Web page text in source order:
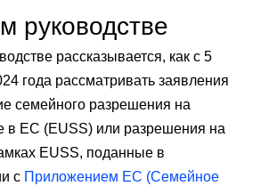
руководстве
рассказывается, как с 5
года рассматривать заявления
семейного разрешения на
в ЕС (EUSS) или разрешения на
EUSS, поданные в
с Приложением ЕС (Семейное